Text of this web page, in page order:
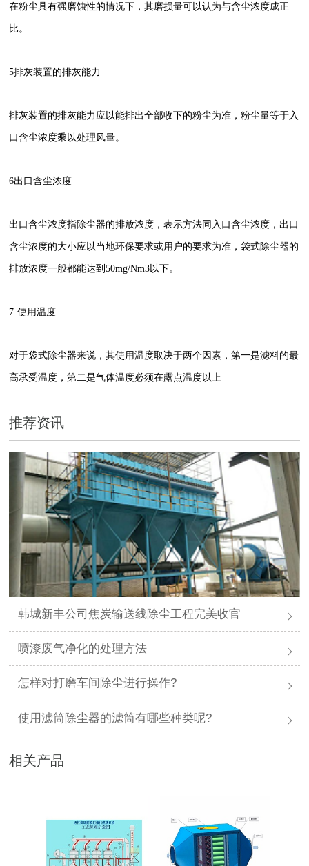
在粉尘具有强磨蚀性的情况下，其磨损量可以认为与含尘浓度成正
比。
5排灰装置的排灰能力
排灰装置的排灰能力应以能排出全部收下的粉尘为准，粉尘量等于入
口含尘浓度乘以处理风量。
6出口含尘浓度
出口含尘浓度指除尘器的排放浓度，表示方法同入口含尘浓度，出口
含尘浓度的大小应以当地环保要求或用户的要求为准，袋式除尘器的
排放浓度一般都能达到50mg/Nm3以下。
7 使用温度
对于袋式除尘器来说，其使用温度取决于两个因素，第一是滤料的最
高承受温度，第二是气体温度必须在露点温度以上
推荐资讯
韩城新丰公司焦炭输送线除尘工程完美收官
喷漆废气净化的处理方法
怎样对打磨车间除尘进行操作?
使用滤筒除尘器的滤筒有哪些种类呢?
相关产品